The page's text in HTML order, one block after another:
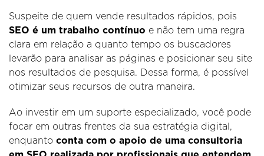
Suspeite de quem vende resultados rápidos, pois
SEO é um trabalho contínuo e não tem uma regra
clara em relação a quanto tempo os buscadores
levarão para analisar as páginas e posicionar seu site
nos resultados de pesquisa. Dessa forma, é possível
otimizar seus recursos de outra maneira.
Ao investir em um suporte especializado, você pode
focar em outras frentes da sua estratégia digital,
enquanto conta com o apoio de uma consultoria